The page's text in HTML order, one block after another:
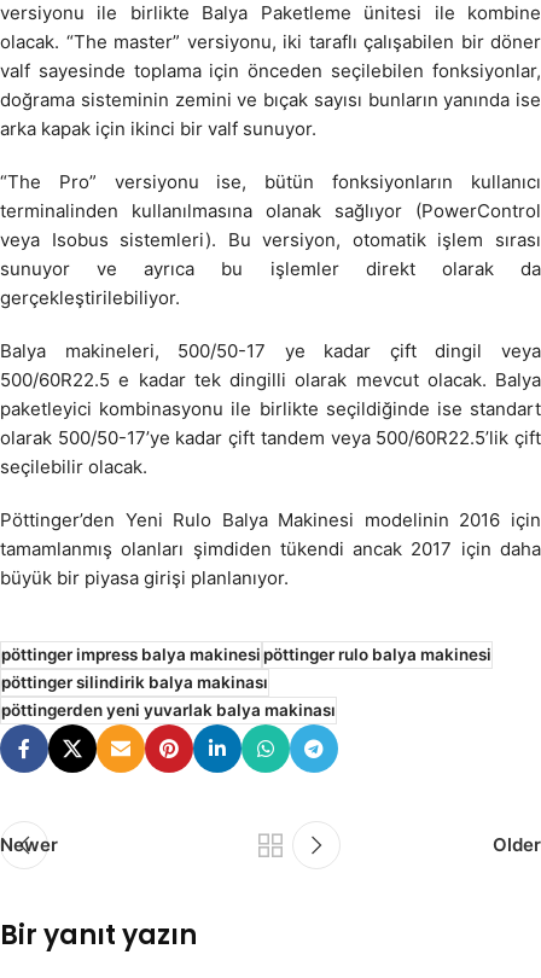
versiyonu ile birlikte Balya Paketleme ünitesi ile kombine
olacak. “The master” versiyonu, iki taraflı çalışabilen bir döner
valf sayesinde toplama için önceden seçilebilen fonksiyonlar,
doğrama sisteminin zemini ve bıçak sayısı bunların yanında ise
arka kapak için ikinci bir valf sunuyor.
“The Pro” versiyonu ise, bütün fonksiyonların kullanıcı
terminalinden kullanılmasına olanak sağlıyor (PowerControl
veya Isobus sistemleri). Bu versiyon, otomatik işlem sırası
sunuyor ve ayrıca bu işlemler direkt olarak da
gerçekleştirilebiliyor.
Balya makineleri, 500/50-17 ye kadar çift dingil veya
500/60R22.5 e kadar tek dingilli olarak mevcut olacak. Balya
paketleyici kombinasyonu ile birlikte seçildiğinde ise standart
olarak 500/50-17’ye kadar çift tandem veya 500/60R22.5’lik çift
seçilebilir olacak.
Pöttinger’den Yeni Rulo Balya Makinesi modelinin 2016 için
tamamlanmış olanları şimdiden tükendi ancak 2017 için daha
büyük bir piyasa girişi planlanıyor.
pöttinger impress balya makinesipöttinger rulo balya makinesi
pöttinger silindirik balya makinası
pöttingerden yeni yuvarlak balya makinası
Newer Older
Bir yanıt yazın